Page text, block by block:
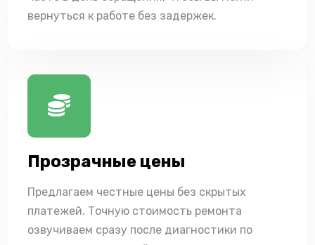
вернуться к работе без задержек.
Прозрачные цены
Предлагаем честные цены без скрытых
платежей. Точную стоимость ремонта
озвучиваем сразу после диагностики по